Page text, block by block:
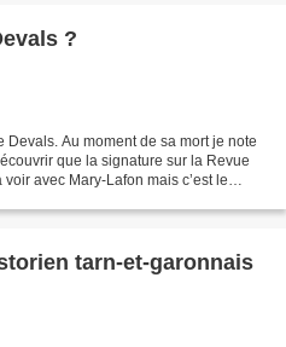
?
Devals. Au moment de sa mort je note
que la signature sur la Revue
avec Mary-Lafon mais c’est le
tarn-et-garonnais